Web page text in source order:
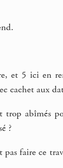
et 5 ici en
cachet aux
trop abîmés
?
pas faire ce